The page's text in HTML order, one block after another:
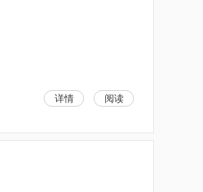
详情
阅读